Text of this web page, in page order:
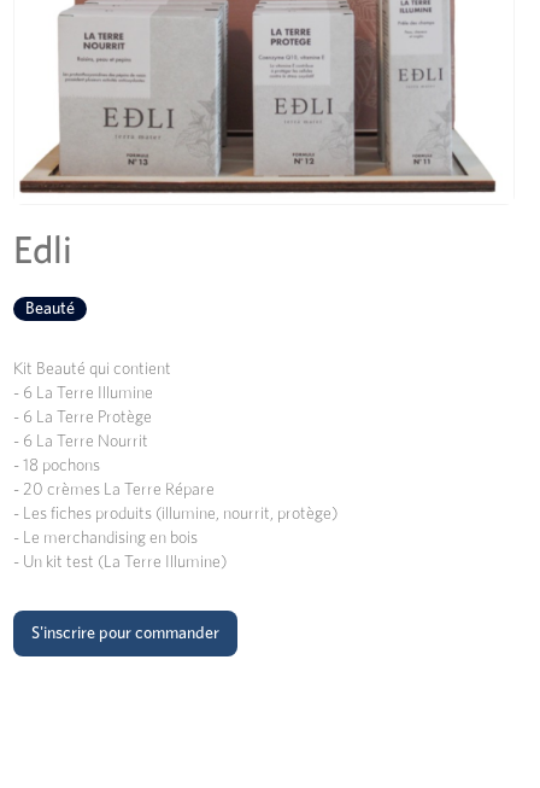
Edli
Beauté
Kit Beauté qui contient
- 6 La Terre Illumine
- 6 La Terre Protège
- 6 La Terre Nourrit
- 18 pochons
- 20 crèmes La Terre Répare
- Les fiches produits (illumine, nourrit, protège)
- Le merchandising en bois
- Un kit test (La Terre Illumine)
S'inscrire pour commander